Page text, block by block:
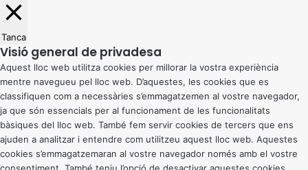
Tanca
Visió general de privadesa
Aquest lloc web utilitza cookies per millorar la vostra experiència
mentre navegueu pel lloc web. D’aquestes, les cookies que es
classifiquen com a necessàries s’emmagatzemen al vostre navegador,
ja que són essencials per al funcionament de les funcionalitats
bàsiques del lloc web. També fem servir cookies de tercers que ens
ajuden a analitzar i entendre com utilitzeu aquest lloc web. Aquestes
cookies s’emmagatzemaran al vostre navegador només amb el vostre